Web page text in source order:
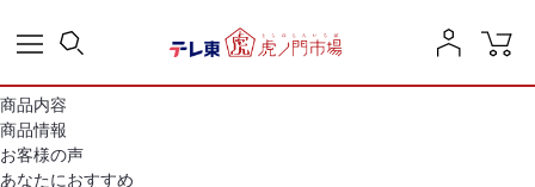
商品内容
商品情報
お客様の声
あなたにおすすめ